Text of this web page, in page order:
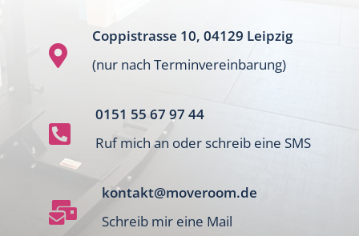

Coppistrasse 10, 04129 Leipzig
(nur nach Terminvereinbarung)

0151 55 67 97 44
Ruf mich an oder schreib eine SMS

kontakt@moveroom.de
Schreib mir eine Mail